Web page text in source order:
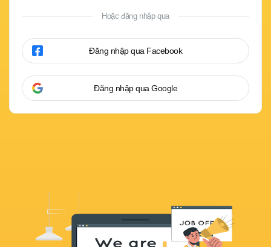
Hoặc đăng nhập qua
Đăng nhập qua Facebook
Đăng nhập qua Google